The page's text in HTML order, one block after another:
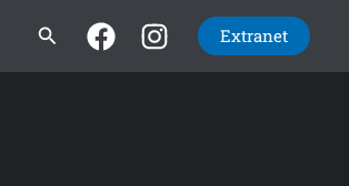
Rechercher Extranet